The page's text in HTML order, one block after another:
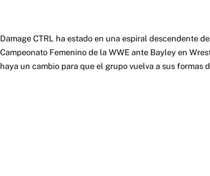
Damage CTRL ha estado en una espiral descendente
Campeonato Femenino de la WWE ante Bayley en
haya un cambio para que el grupo vuelva a sus formas